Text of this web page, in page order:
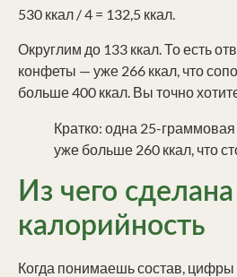
530 ккал / 4 = 132,5 ккал.
Округлим до 133 ккал. То есть
конфеты — уже 266 ккал, что
больше 400 ккал. Вы точно
Кратко: одна 25-
уже больше 260 ккал, что
Из чего
калорийность
Когда понимаешь состав, цифры